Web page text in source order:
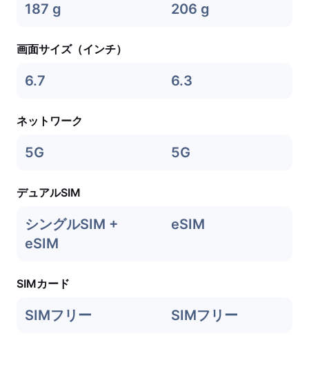
187 g 206 g
画面サイズ（インチ）
6.7 6.3
ネットワーク
5G 5G
デュアルSIM
シングルSIM +
eSIM
eSIM
SIMカード
SIMフリー SIMフリー